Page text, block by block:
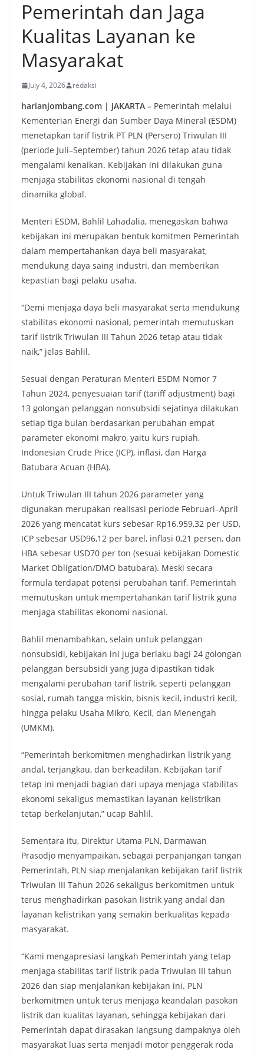
Pemerintah dan Jaga
Kualitas Layanan ke
Masyarakat
July 4, 2026 redaksi
harianjombang.com | JAKARTA – Pemerintah melalui
Kementerian Energi dan Sumber Daya Mineral (ESDM)
menetapkan tarif listrik PT PLN (Persero) Triwulan III
(periode Juli–September) tahun 2026 tetap atau tidak
mengalami kenaikan. Kebijakan ini dilakukan guna
menjaga stabilitas ekonomi nasional di tengah
dinamika global.
Menteri ESDM, Bahlil Lahadalia, menegaskan bahwa
kebijakan ini merupakan bentuk komitmen Pemerintah
dalam mempertahankan daya beli masyarakat,
mendukung daya saing industri, dan memberikan
kepastian bagi pelaku usaha.
“Demi menjaga daya beli masyarakat serta mendukung
stabilitas ekonomi nasional, pemerintah memutuskan
tarif listrik Triwulan III Tahun 2026 tetap atau tidak
naik,” jelas Bahlil.
Sesuai dengan Peraturan Menteri ESDM Nomor 7
Tahun 2024, penyesuaian tarif (tariff adjustment) bagi
13 golongan pelanggan nonsubsidi sejatinya dilakukan
setiap tiga bulan berdasarkan perubahan empat
parameter ekonomi makro, yaitu kurs rupiah,
Indonesian Crude Price (ICP), inflasi, dan Harga
Batubara Acuan (HBA).
Untuk Triwulan III tahun 2026 parameter yang
digunakan merupakan realisasi periode Februari–April
2026 yang mencatat kurs sebesar Rp16.959,32 per USD,
ICP sebesar USD96,12 per barel, inflasi 0,21 persen, dan
HBA sebesar USD70 per ton (sesuai kebijakan Domestic
Market Obligation/DMO batubara). Meski secara
formula terdapat potensi perubahan tarif, Pemerintah
memutuskan untuk mempertahankan tarif listrik guna
menjaga stabilitas ekonomi nasional.
Bahlil menambahkan, selain untuk pelanggan
nonsubsidi, kebijakan ini juga berlaku bagi 24 golongan
pelanggan bersubsidi yang juga dipastikan tidak
mengalami perubahan tarif listrik, seperti pelanggan
sosial, rumah tangga miskin, bisnis kecil, industri kecil,
hingga pelaku Usaha Mikro, Kecil, dan Menengah
(UMKM).
“Pemerintah berkomitmen menghadirkan listrik yang
andal, terjangkau, dan berkeadilan. Kebijakan tarif
tetap ini menjadi bagian dari upaya menjaga stabilitas
ekonomi sekaligus memastikan layanan kelistrikan
tetap berkelanjutan,” ucap Bahlil.
Sementara itu, Direktur Utama PLN, Darmawan
Prasodjo menyampaikan, sebagai perpanjangan tangan
Pemerintah, PLN siap menjalankan kebijakan tarif listrik
Triwulan III Tahun 2026 sekaligus berkomitmen untuk
terus menghadirkan pasokan listrik yang andal dan
layanan kelistrikan yang semakin berkualitas kepada
masyarakat.
“Kami mengapresiasi langkah Pemerintah yang tetap
menjaga stabilitas tarif listrik pada Triwulan III tahun
2026 dan siap menjalankan kebijakan ini. PLN
berkomitmen untuk terus menjaga keandalan pasokan
listrik dan kualitas layanan, sehingga kebijakan dari
Pemerintah dapat dirasakan langsung dampaknya oleh
masyarakat luas serta menjadi motor penggerak roda